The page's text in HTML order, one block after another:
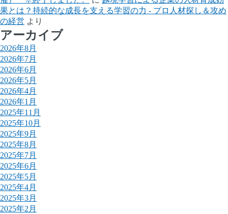
果とは？持続的な成長を支える学習の力 - プロ人材探し＆攻め
の経営 より
アーカイブ
2026年8月
2026年7月
2026年6月
2026年5月
2026年4月
2026年1月
2025年11月
2025年10月
2025年9月
2025年8月
2025年7月
2025年6月
2025年5月
2025年4月
2025年3月
2025年2月